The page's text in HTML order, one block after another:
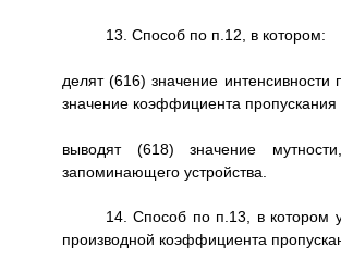
13. Способ по п.12, в котором:
делят (616) значение интенсивности
значение коэффициента пропускания
выводят (618) значение
запоминающего устройства.
14. Способ по п.13, в котором
производной коэффициента